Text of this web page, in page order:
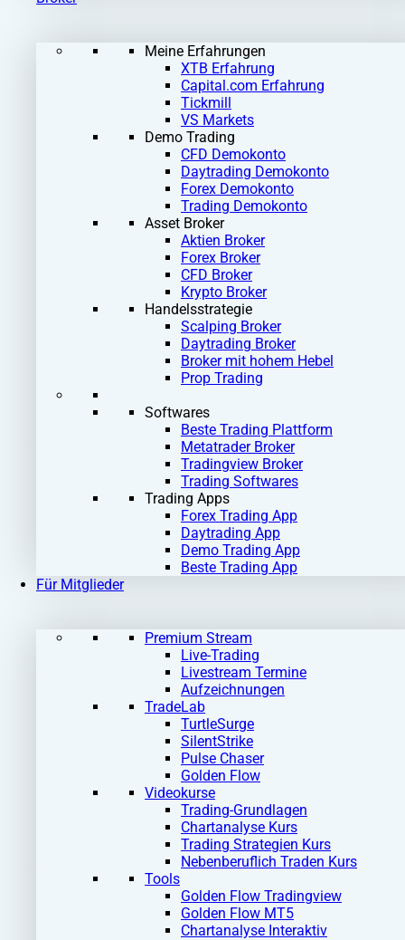
Meine Erfahrungen
XTB Erfahrung
Capital.com Erfahrung
Tickmill
VS Markets
Demo Trading
CFD Demokonto
Daytrading Demokonto
Forex Demokonto
Trading Demokonto
Asset Broker
Aktien Broker
Forex Broker
CFD Broker
Krypto Broker
Handelsstrategie
Scalping Broker
Daytrading Broker
Broker mit hohem Hebel
Prop Trading
Softwares
Beste Trading Plattform
Metatrader Broker
Tradingview Broker
Trading Softwares
Trading Apps
Forex Trading App
Daytrading App
Demo Trading App
Beste Trading App
Für Mitglieder
Premium Stream
Live-Trading
Livestream Termine
Aufzeichnungen
TradeLab
TurtleSurge
SilentStrike
Pulse Chaser
Golden Flow
Videokurse
Trading-Grundlagen
Chartanalyse Kurs
Trading Strategien Kurs
Nebenberuflich Traden Kurs
Tools
Golden Flow Tradingview
Golden Flow MT5
Chartanalyse Interaktiv